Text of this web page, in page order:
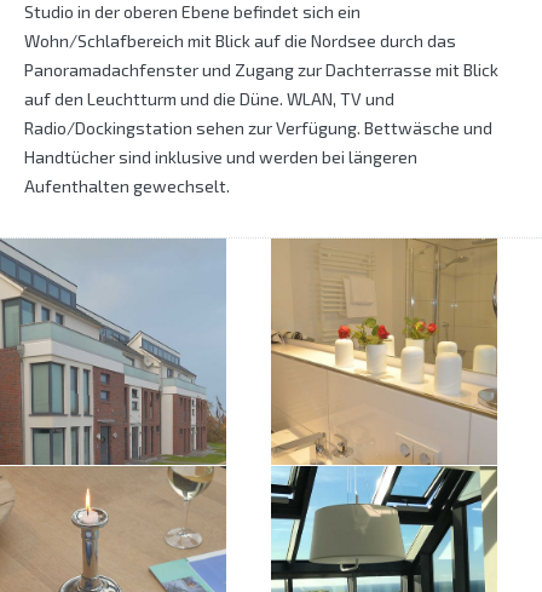
Studio in der oberen Ebene befindet sich ein
Wohn/Schlafbereich mit Blick auf die Nordsee durch das
Panoramadachfenster und Zugang zur Dachterrasse mit Blick
auf den Leuchtturm und die Düne. WLAN, TV und
Radio/Dockingstation sehen zur Verfügung. Bettwäsche und
Handtücher sind inklusive und werden bei längeren
Aufenthalten gewechselt.